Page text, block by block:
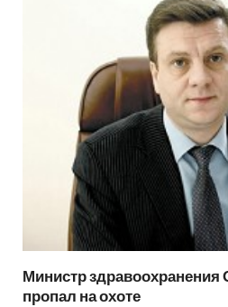
Министр здравоохранения
пропал на охоте